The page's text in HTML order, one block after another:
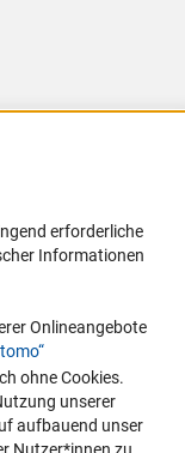
erforderliche
Informationen
Onlineangebote
ohne Cookies.
unserer
aufbauend unser